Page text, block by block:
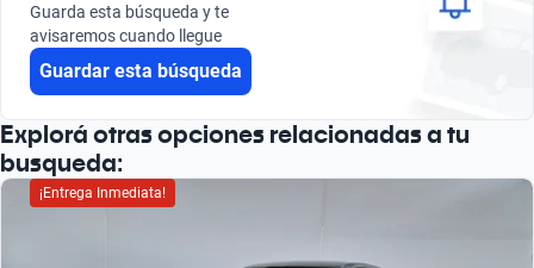
Buscá por versión
Guarda esta búsqueda y te
avisaremos cuando llegue
Guardar esta búsqueda
Explorá otras opciones relacionadas a tu
busqueda:
¡Entrega Inmediata!